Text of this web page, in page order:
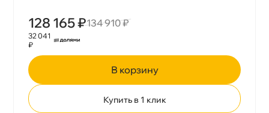
128 165 ₽134 910 ₽
32 041
₽
корзину
Купить в 1 клик